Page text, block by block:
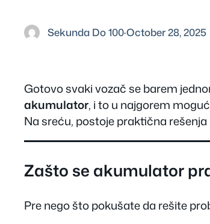
Sekunda Do 100·October 28, 2025
Gotovo svaki vozač se barem
akumulator, i to u najgorem
Na sreću, postoje praktična
Zašto se akumulator
Pre nego što pokušate da rešite